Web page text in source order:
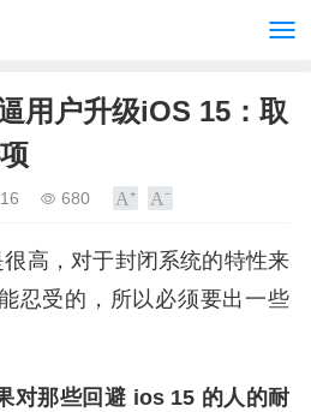
用户升级iOS 15：取
680
高，对于封闭系统的特性来
忍受的，所以必须要出一些
对那些回避 ios 15 的人的耐